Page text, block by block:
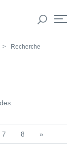
Recherche
7 8 »